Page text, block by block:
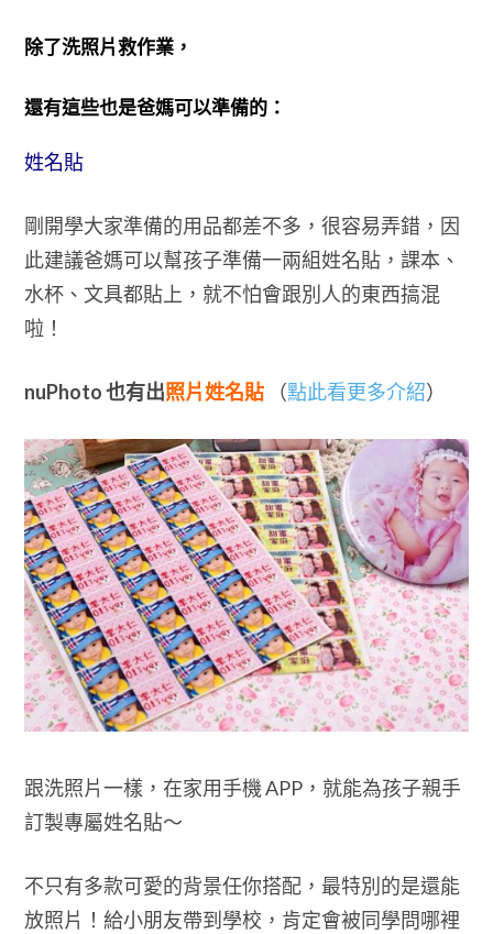
除了洗照片救作業，
還有這些也是爸媽可以準備的：
姓名貼
剛開學大家準備的用品都差不多，很容易弄錯，因
此建議爸媽可以幫孩子準備一兩組姓名貼，課本、
水杯、文具都貼上，就不怕會跟別人的東西搞混
啦！
nuPhoto 也有出照片姓名貼（點此看更多介紹）
跟洗照片一樣，在家用手機 APP，就能為孩子親手
訂製專屬姓名貼～
不只有多款可愛的背景任你搭配，最特別的是還能
放照片！給小朋友帶到學校，肯定會被同學問哪裡